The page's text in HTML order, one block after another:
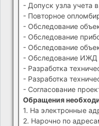
- Допуск узла учета
- Повторное
- Обследование
- Обследование
- Обследование
- Обследование ИЖД
- Разработка
- Разработка
- Согласование
Обращения
1. На электронные
2. Нарочно по